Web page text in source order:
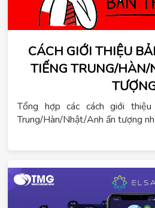
CÁCH GIỚI THIỆU
TIẾNG TRUNG/
Tổng hợp các cách giới
Trung/Hàn/Nhật/Anh ấn tượng